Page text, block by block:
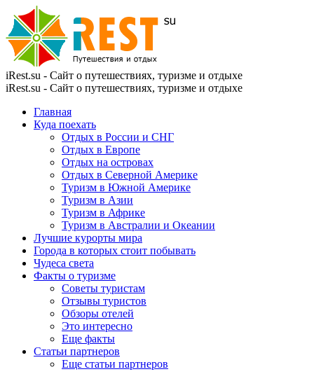
iRest.su - Сайт о путешествиях, туризме и отдыхе
iRest.su - Сайт о путешествиях, туризме и отдыхе
Главная
Куда поехать
Отдых в России и СНГ
Отдых в Европе
Отдых на островах
Отдых в Северной Америке
Туризм в Южной Америке
Туризм в Азии
Туризм в Африке
Туризм в Австралии и Океании
Лучшие курорты мира
Города в которых стоит побывать
Чудеса света
Факты о туризме
Советы туристам
Отзывы туристов
Обзоры отелей
Это интересно
Еще факты
Статьи партнеров
Еще статьи партнеров